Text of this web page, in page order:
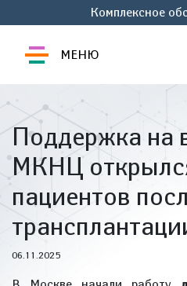
Комплексное
МЕНЮ
Поддержка на
МКНЦ
пациентов
06.11.2025